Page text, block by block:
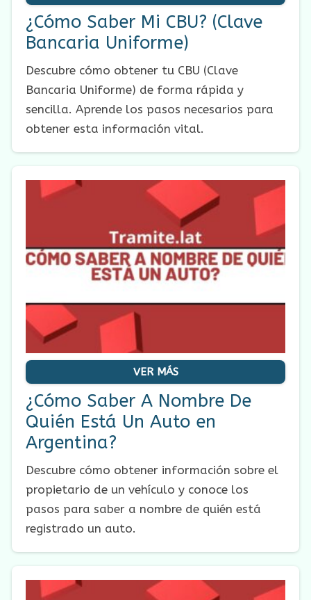
¿Cómo Saber Mi CBU? (Clave
Bancaria Uniforme)
Descubre cómo obtener tu CBU (Clave
Bancaria Uniforme) de forma rápida y
sencilla. Aprende los pasos necesarios para
obtener esta información vital.
VER MÁS
¿Cómo Saber A Nombre De
Quién Está Un Auto en
Argentina?
Descubre cómo obtener información sobre el
propietario de un vehículo y conoce los
pasos para saber a nombre de quién está
registrado un auto.